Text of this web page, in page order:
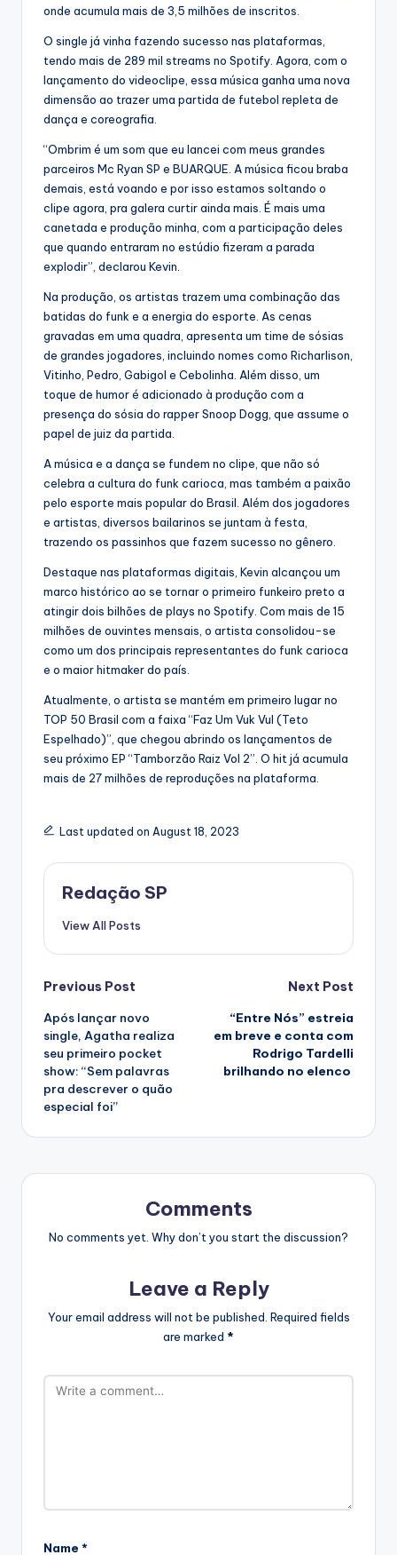
onde acumula mais de 3,5 milhões de inscritos.
O single já vinha fazendo sucesso nas plataformas,
tendo mais de 289 mil streams no Spotify. Agora, com o
lançamento do videoclipe, essa música ganha uma nova
dimensão ao trazer uma partida de futebol repleta de
dança e coreografia.
“Ombrim é um som que eu lancei com meus grandes
parceiros Mc Ryan SP e BUARQUE. A música ficou braba
demais, está voando e por isso estamos soltando o
clipe agora, pra galera curtir ainda mais. É mais uma
canetada e produção minha, com a participação deles
que quando entraram no estúdio fizeram a parada
explodir”, declarou Kevin.
Na produção, os artistas trazem uma combinação das
batidas do funk e a energia do esporte. As cenas
gravadas em uma quadra, apresenta um time de sósias
de grandes jogadores, incluindo nomes como Richarlison,
Vitinho, Pedro, Gabigol e Cebolinha. Além disso, um
toque de humor é adicionado à produção com a
presença do sósia do rapper Snoop Dogg, que assume o
papel de juiz da partida.
A música e a dança se fundem no clipe, que não só
celebra a cultura do funk carioca, mas também a paixão
pelo esporte mais popular do Brasil. Além dos jogadores
e artistas, diversos bailarinos se juntam à festa,
trazendo os passinhos que fazem sucesso no gênero.
Destaque nas plataformas digitais, Kevin alcançou um
marco histórico ao se tornar o primeiro funkeiro preto a
atingir dois bilhões de plays no Spotify. Com mais de 15
milhões de ouvintes mensais, o artista consolidou-se
como um dos principais representantes do funk carioca
e o maior hitmaker do país.
Atualmente, o artista se mantém em primeiro lugar no
TOP 50 Brasil com a faixa “Faz Um Vuk Vul (Teto
Espelhado)”, que chegou abrindo os lançamentos de
seu próximo EP “Tamborzão Raiz Vol 2”. O hit já acumula
mais de 27 milhões de reproduções na plataforma.
Last updated on August 18, 2023
Redação SP
View All Posts
Post
navigation
Previous Post
Após lançar novo
single, Agatha realiza
seu primeiro pocket
show: “Sem palavras
pra descrever o quão
especial foi”
Next Post
“Entre Nós” estreia
em breve e conta com
Rodrigo Tardelli
brilhando no elenco
Comments
No comments yet. Why don’t you start the discussion?
Leave a Reply
Your email address will not be published. Required fields
are marked *
Name *